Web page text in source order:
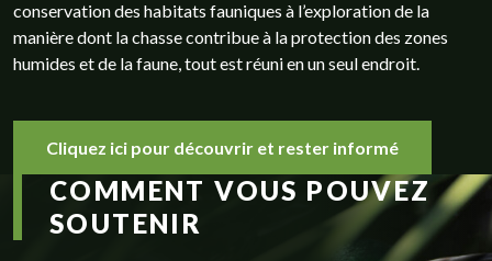
conservation des habitats fauniques à l’exploration de la
manière dont la chasse contribue à la protection des zones
humides et de la faune, tout est réuni en un seul endroit.
Cliquez ici pour découvrir et rester informé
COMMENT VOUS POUVEZ
SOUTENIR